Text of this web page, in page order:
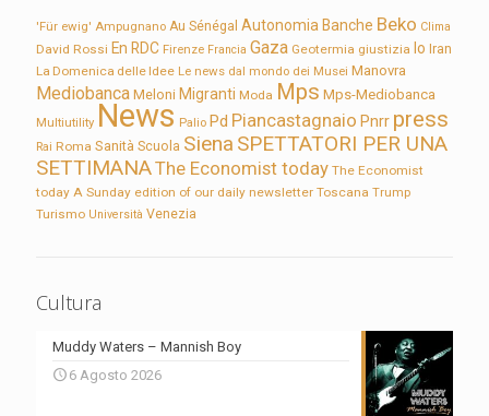
'Für ewig' Ampugnano Au Sénégal Autonomia Banche Beko Clima
David Rossi En RDC Firenze Francia Gaza Geotermia giustizia Io Iran
La Domenica delle Idee Le news dal mondo dei Musei Manovra
Mediobanca Meloni Migranti Moda Mps Mps-Mediobanca
Multiutility News Palio Pd Piancastagnaio Pnrr press
Rai Roma Sanità Scuola Siena SPETTATORI PER UNA
SETTIMANAThe Economist today The Economist
today A Sunday edition of our daily newsletter Toscana Trump
Turismo Università Venezia
Cultura
Muddy Waters – Mannish Boy
6 Agosto 2026